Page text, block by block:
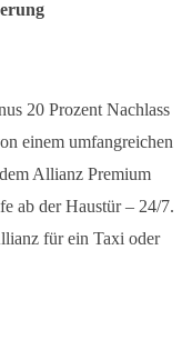
20 Prozent Nachlass
einem umfangreichen
Allianz Premium
ab der Haustür – 24/7.
für ein Taxi oder